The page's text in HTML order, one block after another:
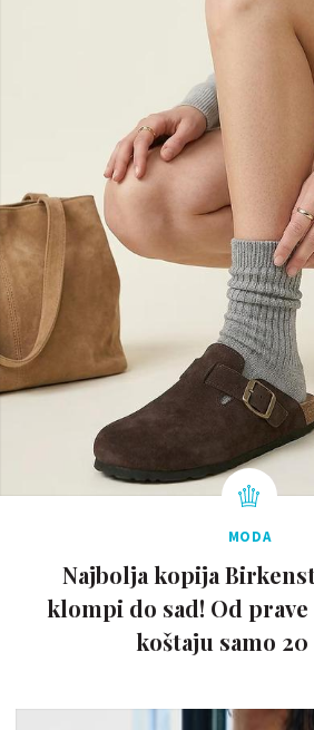
MODA
Najbolja kopija
klompi do sad! Od
koštaju samo